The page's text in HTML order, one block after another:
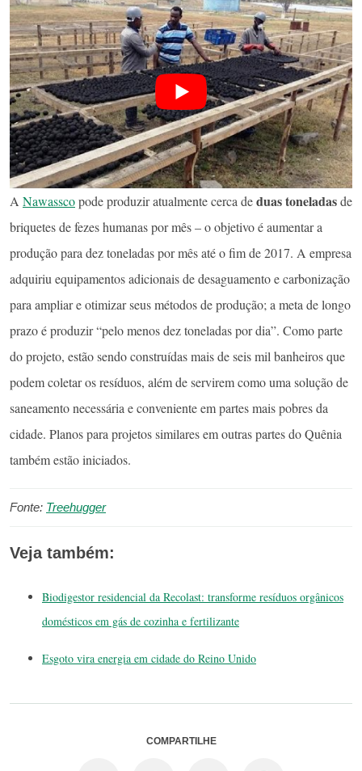
A Nawasscopode produzir atualmente cerca deduas toneladasde
briquetes de fezes humanas por mês – o objetivo é aumentar a
produção para dez toneladas por mês até o fim de 2017. A empresa
adquiriu equipamentos adicionais de desaguamento e carbonização
para ampliar e otimizar seus métodos de produção; a meta de longo
prazo é produzir “pelo menos dez toneladas por dia”. Como parte
do projeto, estão sendo construídas mais de seis mil banheiros que
podem coletar os resíduos, além de servirem como uma solução de
saneamento necessária e conveniente em partes mais pobres da
cidade. Planos para projetos similares em outras partes do Quênia
também estão iniciados.
Fonte: Treehugger
Veja também:
Biodigestor residencial da Recolast: transforme resíduos orgânicos
domésticos em gás de cozinha e fertilizante
Esgoto vira energia em cidade do Reino Unido
COMPARTILHE